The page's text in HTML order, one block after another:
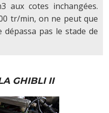
aux cotes inchangées.
tr/min, on ne peut que
pas le stade de
GHIBLI II